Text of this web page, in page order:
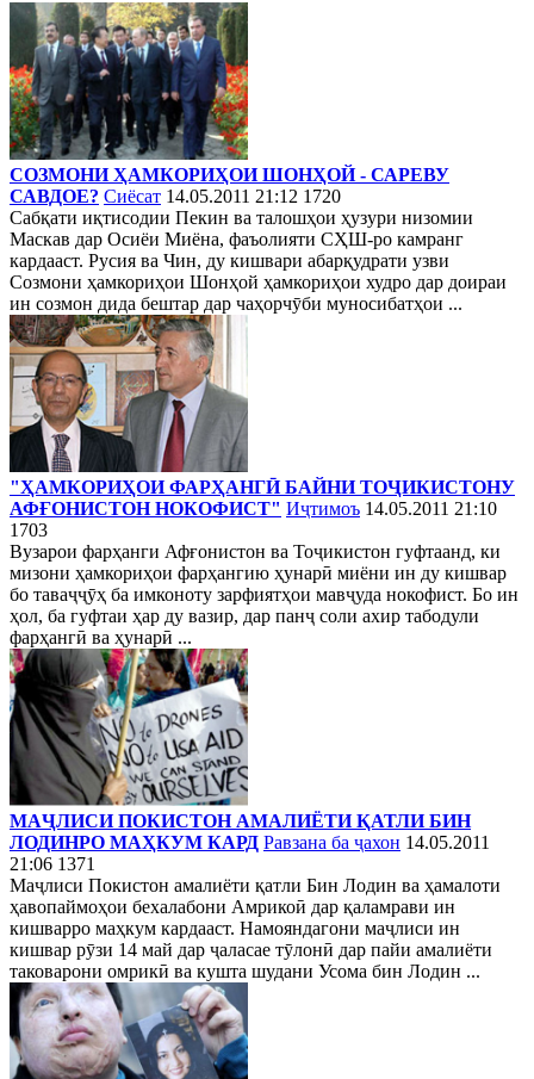
СОЗМОНИ ҲАМКОРИҲОИ ШОНҲОЙ - САРЕВУ
САВДОЕ? Сиёсат 14.05.2011 21:12 1720
Сабқати иқтисодии Пекин ва талошҳои ҳузури низомии
Маскав дар Осиёи Миёна, фаъолияти СҲШ-ро камранг
кардааст. Русия ва Чин, ду кишвари абарқудрати узви
Созмони ҳамкориҳои Шонҳой ҳамкориҳои худро дар доираи
ин созмон дида бештар дар чаҳорчӯби муносибатҳои ...
"ҲАМКОРИҲОИ ФАРҲАНГӢ БАЙНИ ТОҶИКИСТОНУ
АФҒОНИСТОН НОКОФИСТ" Иҷтимоъ 14.05.2011 21:10
1703
Вузарои фарҳанги Афғонистон ва Тоҷикистон гуфтаанд, ки
мизони ҳамкориҳои фарҳангию ҳунарӣ миёни ин ду кишвар
бо таваҷҷӯҳ ба имконоту зарфиятҳои мавҷуда нокофист. Бо ин
ҳол, ба гуфтаи ҳар ду вазир, дар панҷ соли ахир табодули
фарҳангӣ ва ҳунарӣ ...
МАҶЛИСИ ПОКИСТОН АМАЛИЁТИ ҚАТЛИ БИН
ЛОДИНРО МАҲКУМ КАРД Равзана ба ҷахон 14.05.2011
21:06 1371
Маҷлиси Покистон амалиёти қатли Бин Лодин ва ҳамалоти
ҳавопаймоҳои бехалабони Амрикоӣ дар қаламрави ин
кишварро маҳкум кардааст. Намояндагони маҷлиси ин
кишвар рӯзи 14 май дар ҷаласае тӯлонӣ дар пайи амалиёти
таковарони омрикӣ ва кушта шудани Усома бин Лодин ...